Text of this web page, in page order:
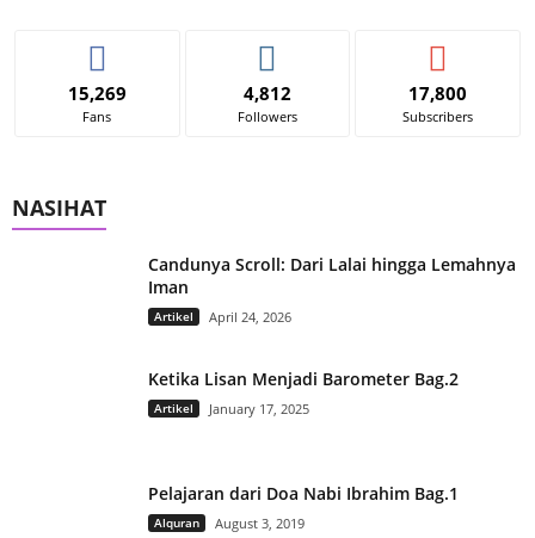
15,269
Fans
4,812
Followers
17,800
Subscribers
NASIHAT
Candunya Scroll: Dari Lalai hingga Lemahnya
Iman
Artikel April 24, 2026
Ketika Lisan Menjadi Barometer Bag.2
Artikel January 17, 2025
Pelajaran dari Doa Nabi Ibrahim Bag.1
Alquran August 3, 2019